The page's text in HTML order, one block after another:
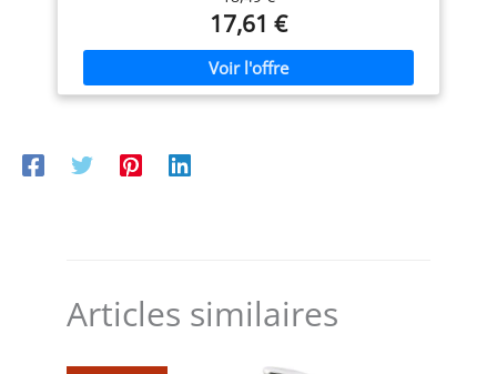
finition noire mate CHAUFFE RAPIDE: 2200W/240V pour
une préparation rapide, parfaite pour un usage
détachable du socle pour un service facile; base
pivotante à 360° avec range-cordon intégré CONÇU
POUR DURER: Équipée du système thermostatique Strix
surchauffe et poignée isolante pour une utilisation en
17,61 €
Articles similaires